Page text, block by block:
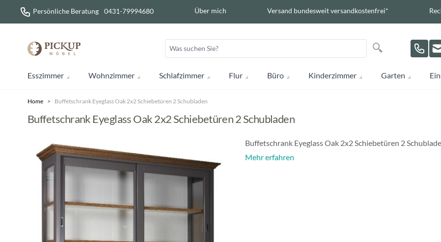
Direkt zum Inhalt
Persönliche Beratung 0431-79994680 Über mich Versand bundesweit versandkostenfrei*
Suche
Suche
Esszimmer Wohnzimmer Schlafzimmer Flur Büro Kinderzimmer Garten
Home > Buffetschrank Eyeglass Oak 2x2 Schiebetüren 2 Schubladen
Buffetschrank Eyeglass Oak 2x2 Schiebetüren 2 Schubladen
Buffetschrank Eyeglass Oak 2x2 Schiebetüren 2
Mehr erfahren